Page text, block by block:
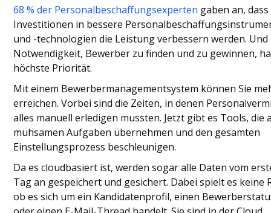
Personalbeschaffung achten?
Bewährte Praktiken bei der Verwendung
von Bewerberverfolgungssystemen für
die Personalbeschaffung
68 % der Personalbeschaffungsexperten gaben an, dass
Investitionen in bessere
und -technologien die Leistung verbessern werden. Und
Notwendigkeit, Bewerber zu finden und zu gewinnen,
höchste Priorität.
Mit einem Bewerbermanagementsystem können Sie
erreichen. Vorbei sind die Zeiten, in denen
alles manuell erledigen mussten. Jetzt gibt es Tools, die
mühsamen Aufgaben übernehmen und den gesamten
Einstellungsprozess beschleunigen.
Da es cloudbasiert ist, werden sogar alle Daten vom
Tag an gespeichert und gesichert. Dabei spielt es keine
ob es sich um ein Kandidatenprofil, einen